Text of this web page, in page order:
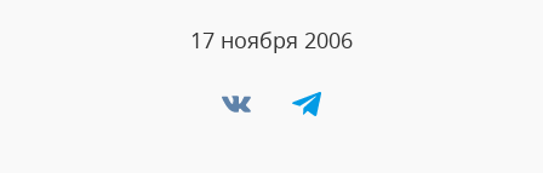
17 ноября 2006